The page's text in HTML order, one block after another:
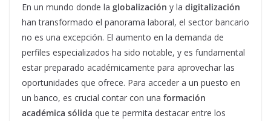
En un mundo donde la globalización y la digitalización
han transformado el panorama laboral, el sector bancario
no es una excepción. El aumento en la demanda de
perfiles especializados ha sido notable, y es fundamental
estar preparado académicamente para aprovechar las
oportunidades que ofrece. Para acceder a un puesto en
un banco, es crucial contar con una formación
académica sólida que te permita destacar entre los